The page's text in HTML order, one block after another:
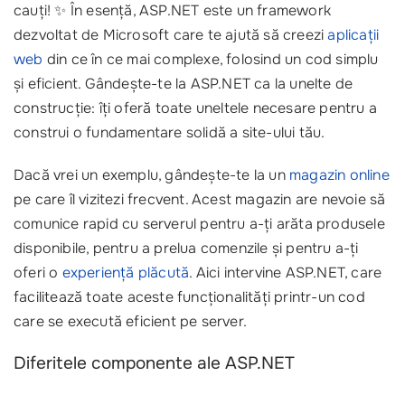
cauți! ✨ În esență, ASP.NET este un framework
dezvoltat de Microsoft care te ajută să creeziaplicații
web din ce în ce mai complexe, folosind un cod simplu
și eficient. Gândește-te la ASP.NET ca la unelte de
construcție: îți oferă toate uneltele necesare pentru a
construi o fundamentare solidă a site-ului tău.
Dacă vrei un exemplu, gândește-te la un magazin online
pe care îl vizitezi frecvent. Acest magazin are nevoie să
comunice rapid cu serverul pentru a-ți arăta produsele
disponibile, pentru a prelua comenzile și pentru a-ți
oferi o experiență plăcută. Aici intervine ASP.NET, care
facilitează toate aceste funcționalități printr-un cod
care se execută eficient pe server.
Diferitele componente ale ASP.NET